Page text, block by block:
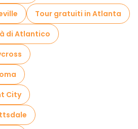
Tour gratuiti in Atlanta
di Atlantico
City